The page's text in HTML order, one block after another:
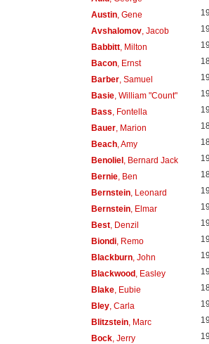
Austin, Gene
Avshalomov, Jacob
Babbitt, Milton
Bacon, Ernst
Barber, Samuel
Basie, William "Count"
Bass , Fontella
Bauer, Marion
Beach, Amy
Benoliel, Bernard Jack
Bernie, Ben
Bernstein, Leonard
Bernstein, Elmar
Best, Denzil
Biondi, Remo
Blackburn, John
Blackwood, Easley
Blake, Eubie
Bley, Carla
Blitzstein, Marc
Bock, Jerry